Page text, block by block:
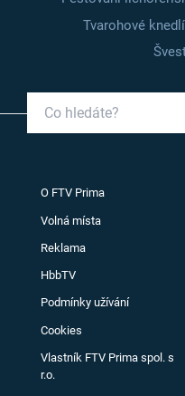
Tvarohové
O FTV Prima
Volná místa
Reklama
HbbTV
Podmínky užívání
Cookies
Vlastník FTV Prima spol. s
r.o.